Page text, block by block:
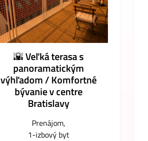
🌇 Veľká terasa s
panoramatickým
výhľadom / Komfortné
bývanie v centre
Bratislavy
Prenájom
1-izbový byt